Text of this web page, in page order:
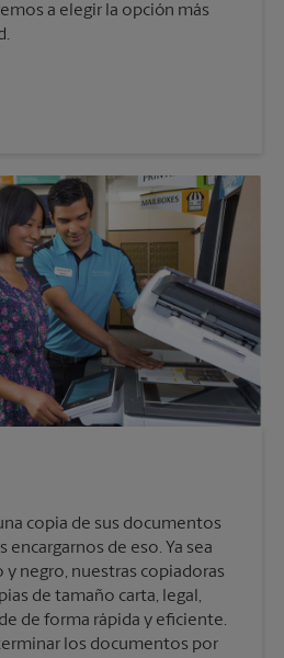
a elegir la opción más
copia de sus documentos
de eso. Ya sea
y negro, nuestras copiadoras
de tamaño carta, legal,
de forma rápida y eficiente.
los documentos por